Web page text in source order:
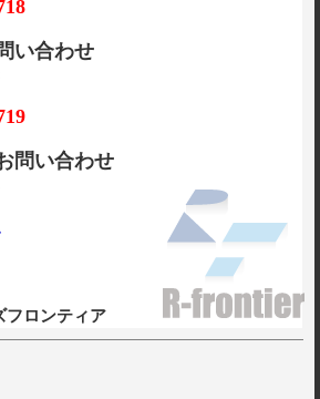
い合わせ
問い合わせ
フロンティア